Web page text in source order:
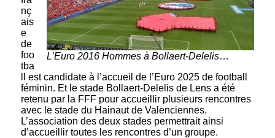
L’Euro 2016 Hommes à Bollaert-Delelis…
nç
ais
e
de
foo
tba
ll est candidate à l’accueil de l’Euro 2025 de football
féminin. Et le stade Bollaert-Delelis de Lens a été
retenu par la FFF pour accueillir plusieurs rencontres
avec le stade du Hainaut de Valenciennes.
L’association des deux stades permettrait ainsi
d’accueillir toutes les rencontres d’un groupe.